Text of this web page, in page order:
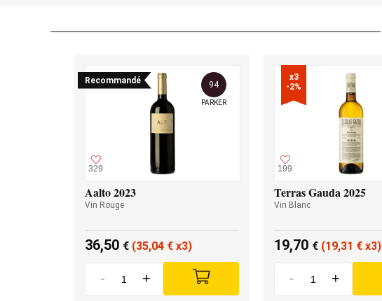
Recommandé
329
94
PARKER
Aalto 2023
Vin Rouge
36,50 € (35,04 € x3)
- +
x3
-2%
199
Terras Gauda 2025
Vin Blanc
19,70 € (19,31 € x3)
- +